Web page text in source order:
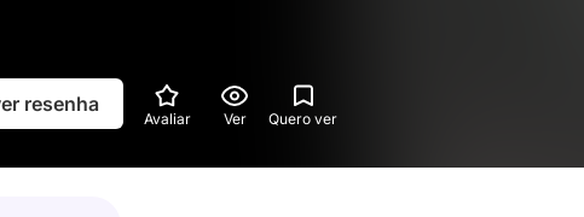
resenha
Avaliar Ver Quero ver